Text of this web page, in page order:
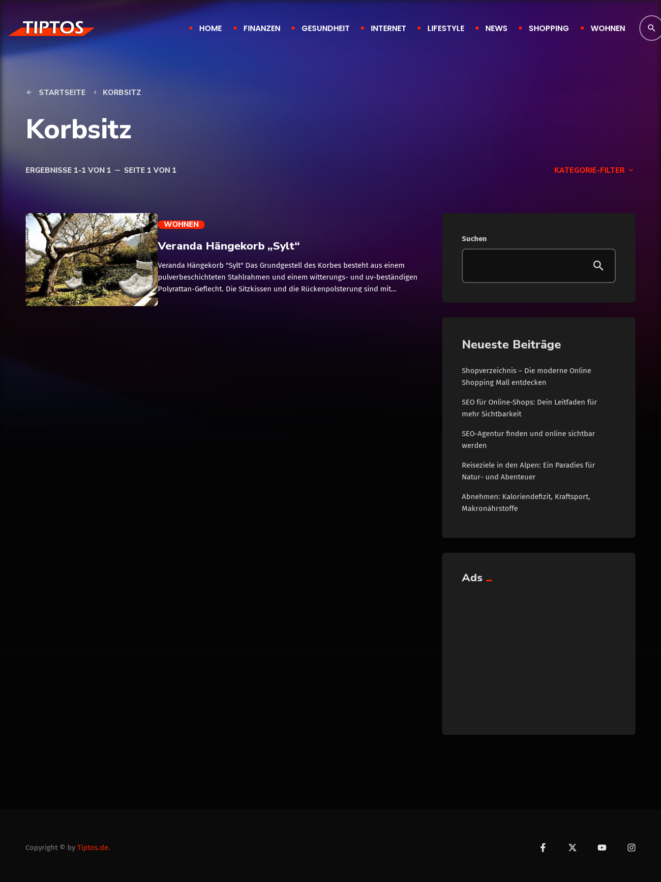
HOME FINANZEN GESUNDHEIT INTERNET LIFESTYLE NEWS SHOPPING WOHNEN search
arrow_back STARTSEITE keyboard_arrow_right KORBSITZ
Korbsitz
ERGEBNISSE 1-1 VON 1 remove SEITE 1 VON 1 KATEGORIE-FILTER keyboard_arrow_down
Internet
Lifestyle
Shopping
Wohnen
trending_flat
WOHNEN
Veranda Hängekorb „Sylt“
Veranda Hängekorb "Sylt" Das Grundgestell des Korbes besteht aus einem
pulverbeschichteten Stahlrahmen und einem witterungs- und uv-beständigen
Polyrattan-Geflecht. Die Sitzkissen und die Rückenpolsterung sind mit
Suchen
Neueste Beiträge
Shopverzeichnis – Die moderne Online
Shopping Mall entdecken
SEO für Online-Shops: Dein Leitfaden für
mehr Sichtbarkeit
SEO-Agentur finden und online sichtbar
werden
Reiseziele in den Alpen: Ein Paradies für
Natur- und Abenteuer
Abnehmen: Kaloriendefizit, Kraftsport,
Makronährstoffe
Ads
Copyright © by Tiptos.de.